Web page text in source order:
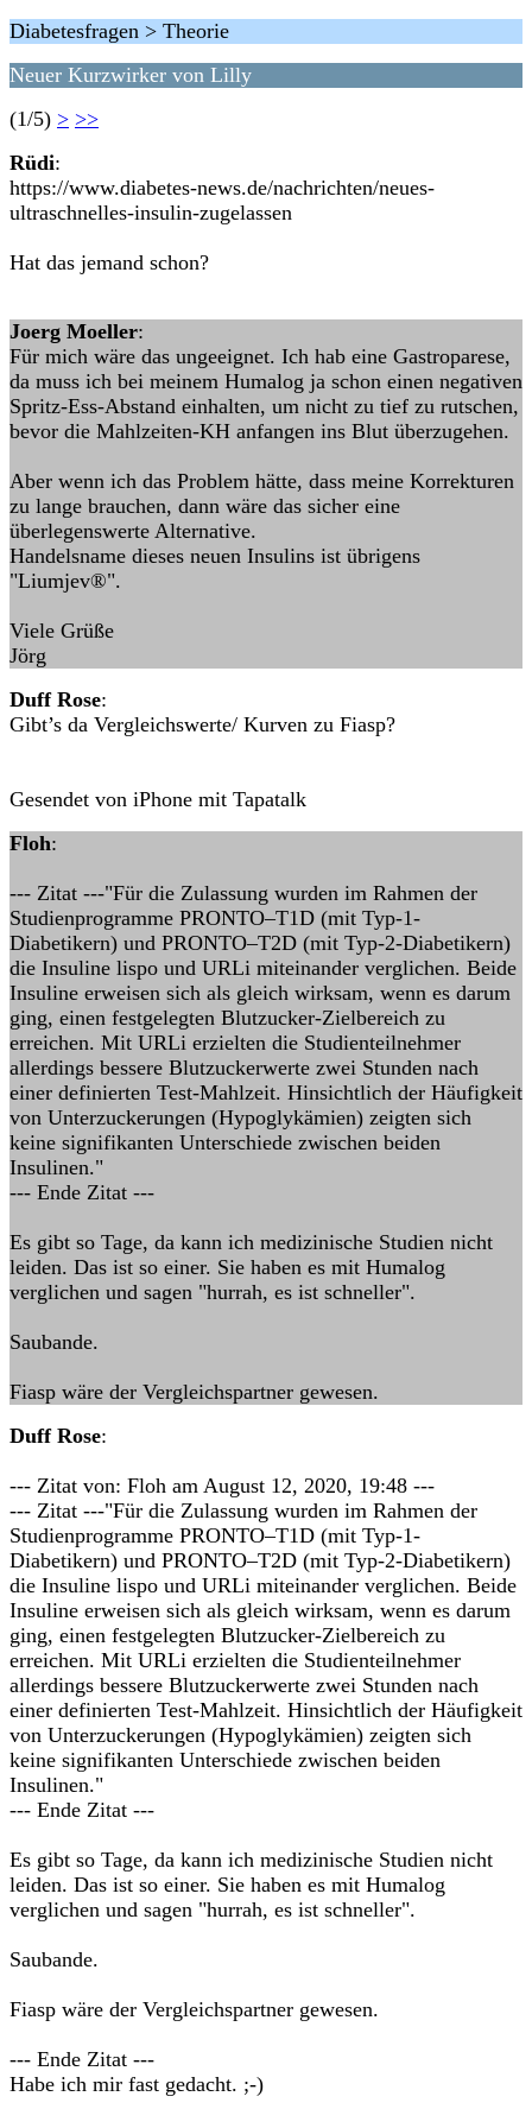
Diabetesfragen > Theorie
Neuer Kurzwirker von Lilly
(1/5) > >>
Rüdi:
https://www.diabetes-news.de/nachrichten/neues-
ultraschnelles-insulin-zugelassen
Hat das jemand schon?
Joerg Moeller:
Für mich wäre das ungeeignet. Ich hab eine Gastroparese,
da muss ich bei meinem Humalog ja schon einen negativen
Spritz-Ess-Abstand einhalten, um nicht zu tief zu rutschen,
bevor die Mahlzeiten-KH anfangen ins Blut überzugehen.
Aber wenn ich das Problem hätte, dass meine Korrekturen
zu lange brauchen, dann wäre das sicher eine
überlegenswerte Alternative.
Handelsname dieses neuen Insulins ist übrigens
"Liumjev®".
Viele Grüße
Jörg
Duff Rose:
Gibt’s da Vergleichswerte/ Kurven zu Fiasp?
Gesendet von iPhone mit Tapatalk
Floh:
--- Zitat ---"Für die Zulassung wurden im Rahmen der
Studienprogramme PRONTO–T1D (mit Typ-1-
Diabetikern) und PRONTO–T2D (mit Typ-2-Diabetikern)
die Insuline lispo und URLi miteinander verglichen. Beide
Insuline erweisen sich als gleich wirksam, wenn es darum
ging, einen festgelegten Blutzucker-Zielbereich zu
erreichen. Mit URLi erzielten die Studienteilnehmer
allerdings bessere Blutzuckerwerte zwei Stunden nach
einer definierten Test-Mahlzeit. Hinsichtlich der Häufigkeit
von Unterzuckerungen (Hypoglykämien) zeigten sich
keine signifikanten Unterschiede zwischen beiden
Insulinen."
--- Ende Zitat ---
Es gibt so Tage, da kann ich medizinische Studien nicht
leiden. Das ist so einer. Sie haben es mit Humalog
verglichen und sagen "hurrah, es ist schneller".
Saubande.
Fiasp wäre der Vergleichspartner gewesen.
Duff Rose:
--- Zitat von: Floh am August 12, 2020, 19:48 ---
--- Zitat ---"Für die Zulassung wurden im Rahmen der
Studienprogramme PRONTO–T1D (mit Typ-1-
Diabetikern) und PRONTO–T2D (mit Typ-2-Diabetikern)
die Insuline lispo und URLi miteinander verglichen. Beide
Insuline erweisen sich als gleich wirksam, wenn es darum
ging, einen festgelegten Blutzucker-Zielbereich zu
erreichen. Mit URLi erzielten die Studienteilnehmer
allerdings bessere Blutzuckerwerte zwei Stunden nach
einer definierten Test-Mahlzeit. Hinsichtlich der Häufigkeit
von Unterzuckerungen (Hypoglykämien) zeigten sich
keine signifikanten Unterschiede zwischen beiden
Insulinen."
--- Ende Zitat ---
Es gibt so Tage, da kann ich medizinische Studien nicht
leiden. Das ist so einer. Sie haben es mit Humalog
verglichen und sagen "hurrah, es ist schneller".
Saubande.
Fiasp wäre der Vergleichspartner gewesen.
--- Ende Zitat ---
Habe ich mir fast gedacht. ;-)